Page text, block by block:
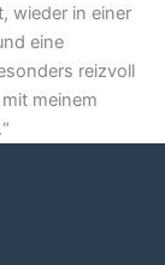
wieder in einer
eine
reizvoll
meinem